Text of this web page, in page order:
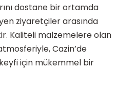
dostane bir ortamda
ziyaretçiler arasında
Kaliteli malzemelere olan
Cazin’de
için mükemmel bir